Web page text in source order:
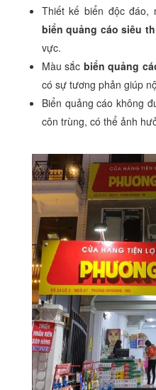
Thiết kế biển độc
biển quảng cáo siêu
vực.
Màu sắc biển quảng
có sự tương phản giúp
Biển quảng cáo không
côn trùng, có thể ảnh